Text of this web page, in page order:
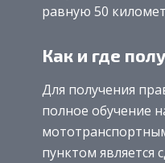
равную 50
Как и где
Для получения
полное обучение
пунктом является